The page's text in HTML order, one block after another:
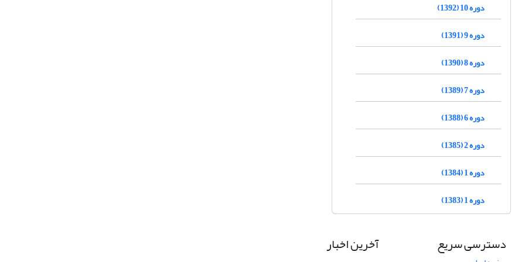
دوره 10 (1392)
دوره 9 (1391)
دوره 8 (1390)
دوره 7 (1389)
دوره 6 (1388)
دوره 2 (1385)
دوره 1 (1384)
دوره 1 (1383)
دسترسی سریع آخرین اخبار